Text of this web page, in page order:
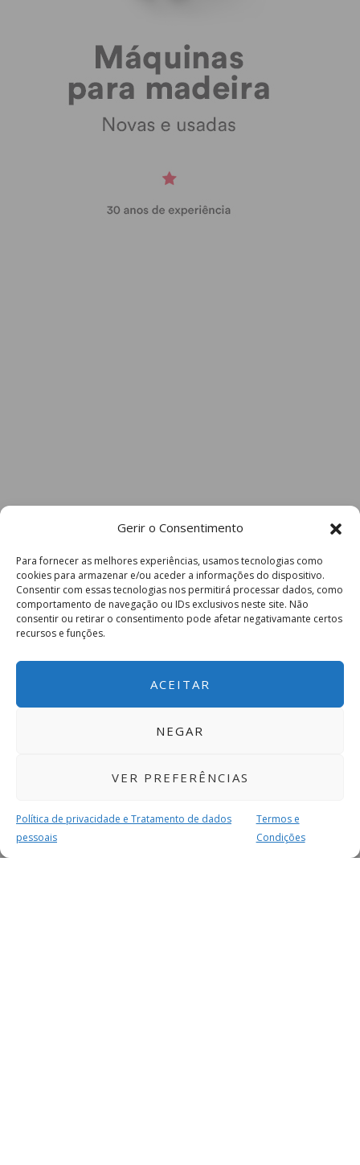
Gerir o Consentimento
Para fornecer as melhores experiências, usamos tecnologias como
cookies para armazenar e/ou aceder a informações do dispositivo.
Consentir com essas tecnologias nos permitirá processar dados, como
comportamento de navegação ou IDs exclusivos neste site. Não
consentir ou retirar o consentimento pode afetar negativamante certos
recursos e funções.
ACEITAR
NEGAR
VER PREFERÊNCIAS
Política de privacidade e Tratamento de dados
pessoais
Termos e
Condições